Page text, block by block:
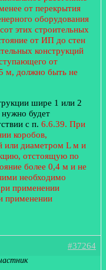
от перекрытия
оборудования
этих строительных
от ИП до стен
конструкций
от
м, должно быть не
шире 1 или 2
будет
с п. 6.6.39. При
коробов,
или диаметром L м и
отстоящую по
более 0,4 м и не
необходимо
применении
применении
#37264